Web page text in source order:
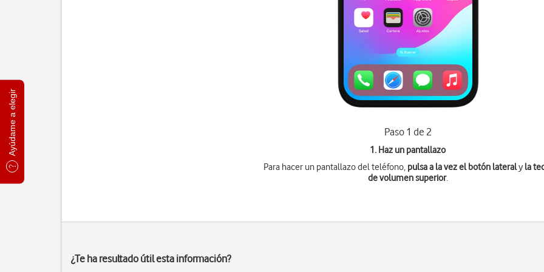
Ayúdame a elegir Paso 1 de 2
1. Haz un pantallazo
Para hacer un pantallazo del teléfono, pulsa a la vezel botón lateraly la
de volumen superior.
¿Te ha resultado útil esta información?